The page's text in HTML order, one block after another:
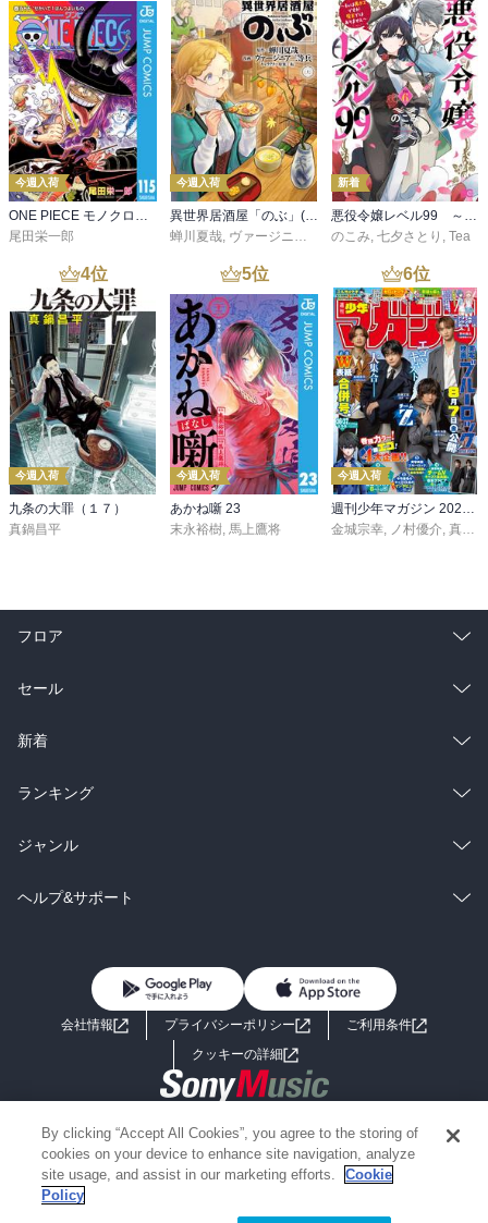
今週入荷
ONE PIECE モノクロ版 115
尾田栄一郎
今週入荷
異世界居酒屋「のぶ」(22)
蝉川夏哉, ヴァージニア二等兵 ,転
新着
悪役令嬢レベル99 ～私は裏ボスですが魔王ではありません～ その６
のこみ, 七夕さとり , Tea
4位
今週入荷
九条の大罪（１７）
真鍋昌平
5位
今週入荷
あかね噺 23
末永裕樹, 馬上鷹将
6位
今週入荷
週刊少年マガジン 2026年36・37号[2026年8月5日発売]
金城宗幸, ノ村優介, 真島ヒロ
フロア
総合
ラノベ
雑誌・グラビア
BL・TL
セール
総合
ラノベ
雑誌・グラビア
BL・TL
新着
総合
ラノベ
雑誌・グラビア
ランキング
総合
ラノベ
ジャンル
コミック
ライトノベル 男子向けラノベ
小説
海外小説
ミステリー SF
歴史・時代小説
ヘルプ&サポート
よくあるご質問 お問い合わせ
会社情報 プライバシーポリシー
ご利用条件
クッキーの詳細
Copyright 2017 - 2026 Sony Music Entertainment(Japan) Inc.
Information on the site is for the Japan domestic market only
powered by
By clicking “Accept All Cookies”, you agree to the storing of
cookies on your device to enhance site navigation, analyze
site usage, and assist in our marketing efforts.
Cookie
Policy